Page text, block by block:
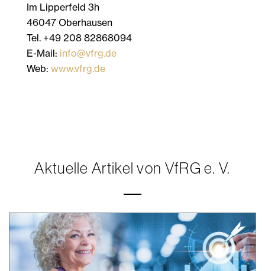
Im Lipperfeld 3h
46047 Oberhausen
Tel. +49 208 82868094
E-Mail: info@vfrg.de
Web: www.vfrg.de
Aktuelle Artikel von VfRG e. V.